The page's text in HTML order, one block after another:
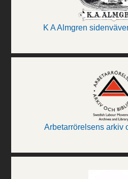
K A Almgren
Arbetarrörelsens arkiv